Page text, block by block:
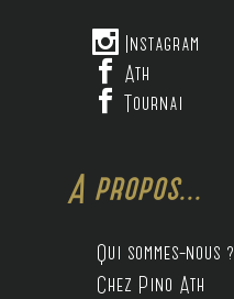
 Instagram
 Ath
 Tournai
A propos...
Qui sommes-nous ?
Chez Pino Ath